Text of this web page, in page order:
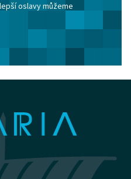
oslavy můžeme